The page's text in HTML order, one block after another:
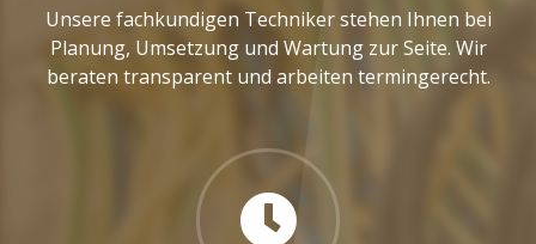
Unsere fachkundigen Techniker stehen Ihnen bei
Planung, Umsetzung und Wartung zur Seite. Wir
beraten transparent und arbeiten termingerecht.